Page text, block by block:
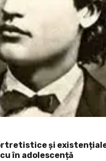
și
în adolescență